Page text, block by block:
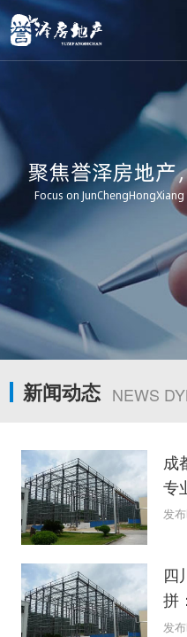
聚焦誉泽房地产
Focus on
新闻动态 NEWS
成
专
发
四
拼
发